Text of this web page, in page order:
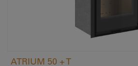
ATRIUM 50 + T